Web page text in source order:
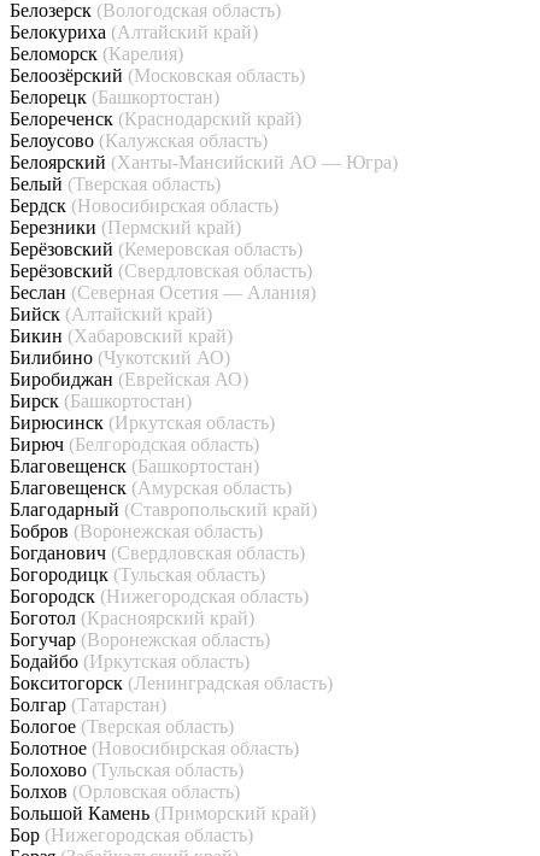
Белозерск (Вологодская область)
Белокуриха (Алтайский край)
Беломорск (Карелия)
Белоозёрский (Московская область)
Белорецк (Башкортостан)
Белореченск (Краснодарский край)
Белоусово (Калужская область)
Белоярский (Ханты-Мансийский АО — Югра)
Белый (Тверская область)
Бердск (Новосибирская область)
Березники (Пермский край)
Берёзовский (Кемеровская область)
Берёзовский (Свердловская область)
Беслан (Северная Осетия — Алания)
Бийск (Алтайский край)
Бикин (Хабаровский край)
Билибино (Чукотский АО)
Биробиджан (Еврейская АО)
Бирск (Башкортостан)
Бирюсинск (Иркутская область)
Бирюч (Белгородская область)
Благовещенск (Башкортостан)
Благовещенск (Амурская область)
Благодарный (Ставропольский край)
Бобров (Воронежская область)
Богданович (Свердловская область)
Богородицк (Тульская область)
Богородск (Нижегородская область)
Боготол (Красноярский край)
Богучар (Воронежская область)
Бодайбо (Иркутская область)
Бокситогорск (Ленинградская область)
Болгар (Татарстан)
Бологое (Тверская область)
Болотное (Новосибирская область)
Болохово (Тульская область)
Болхов (Орловская область)
Большой Камень (Приморский край)
Бор (Нижегородская область)